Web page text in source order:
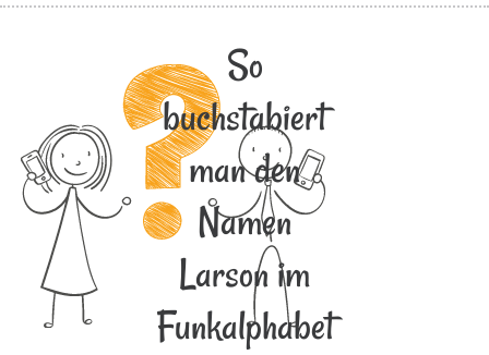
So
buchstabiert
man den
Namen
Larson im
Funkalphabet